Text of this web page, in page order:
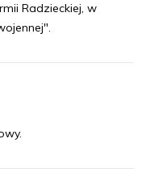
Radzieckiej, w